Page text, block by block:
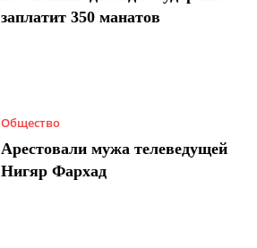
заплатит 350 манатов
Общество
Арестовали мужа телеведущей
Нигяр Фархад